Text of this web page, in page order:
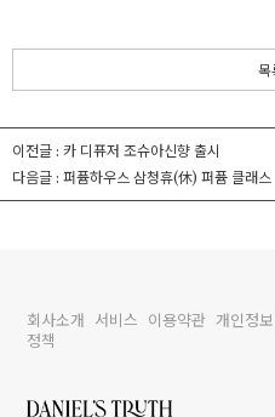
목
이전글 : 카 디퓨저 조슈아신향 출시
다음글 : 퍼퓸하우스 삼청휴(休) 퍼퓸 클래스
회사소개 서비스 이용약관 개인정
정책